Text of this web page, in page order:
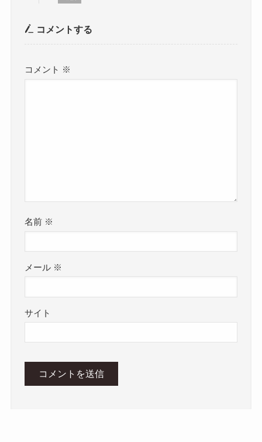
コメントする
コメント ※
名前 ※
メール ※
サイト